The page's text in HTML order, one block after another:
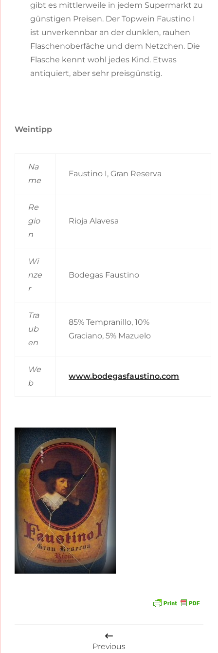
gibt es mittlerweile in jedem Supermarkt zu
günstigen Preisen. Der Topwein Faustino I
ist unverkennbar an der dunklen, rauhen
Flaschenoberfäche und dem Netzchen. Die
Flasche kennt wohl jedes Kind. Etwas
antiquiert, aber sehr preisgünstig.
Weintipp
Na
me
Faustino I, Gran Reserva
Re
gio
n
Rioja Alavesa
Wi
nze
r
Bodegas Faustino
Tra
ub
en
85% Tempranillo, 10%
Graciano, 5% Mazuelo
We
b
www.bodegasfaustino.com
Beitragsnavigation
Previous